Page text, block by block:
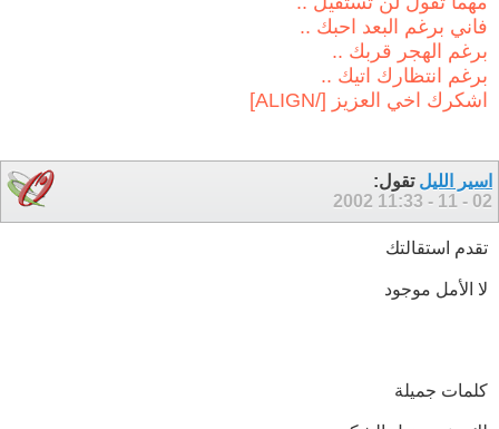
فاني برغم البعد احبك ..
برغم الهجر قربك ..
برغم انتظارك اتيك ..
اشكرك اخي العزيز [/ALIGN]
اسير الليل تقول:
02 - 11 - 2002
11:33
تقدم استقالتك
لا الأمل موجود
كلمات جميلة